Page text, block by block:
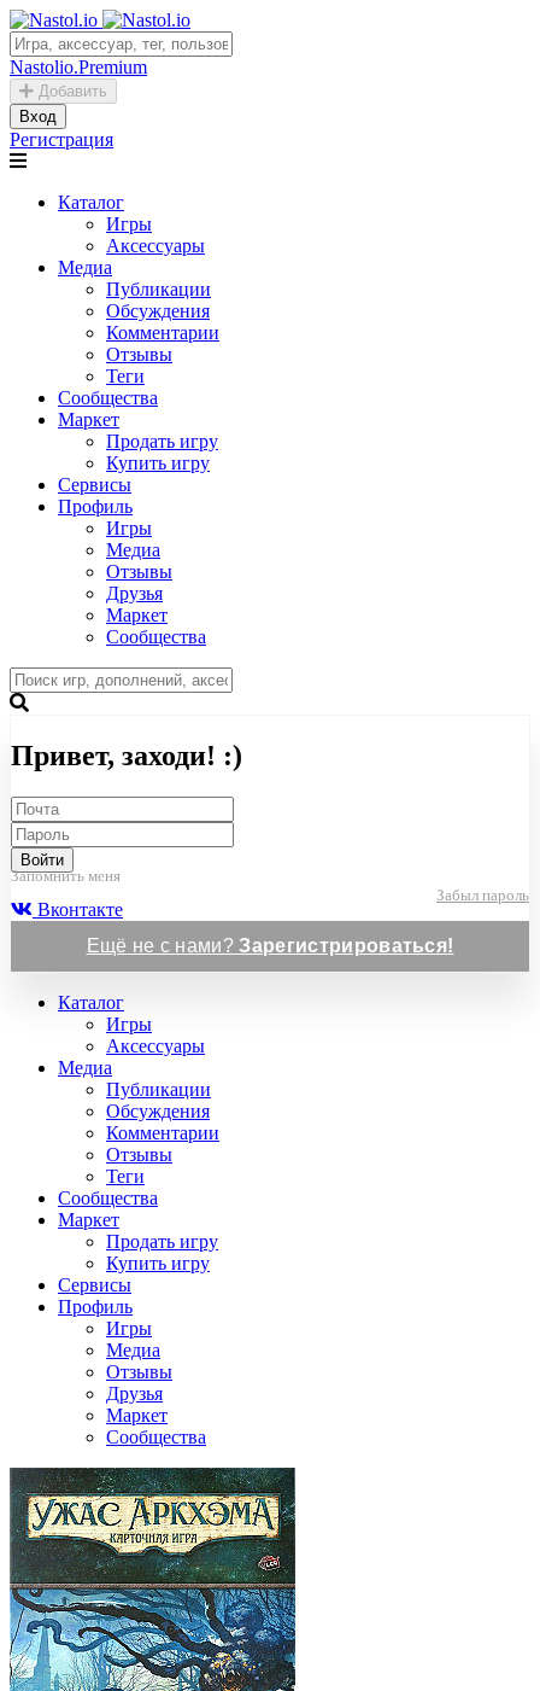
Nastolio.Premium
Добавить
Вход
Регистрация
Каталог
Игры
Аксессуары
Медиа
Публикации
Обсуждения
Комментарии
Отзывы
Теги
Сообщества
Маркет
Продать игру
Купить игру
Сервисы
Профиль
Игры
Медиа
Отзывы
Друзья
Маркет
Сообщества
Привет, заходи! :)
Войти
Запомнить меня
Забыл пароль
Вконтакте
Ещё не с нами?Зарегистрироваться!
Каталог
Игры
Аксессуары
Медиа
Публикации
Обсуждения
Комментарии
Отзывы
Теги
Сообщества
Маркет
Продать игру
Купить игру
Сервисы
Профиль
Игры
Медиа
Отзывы
Друзья
Маркет
Сообщества